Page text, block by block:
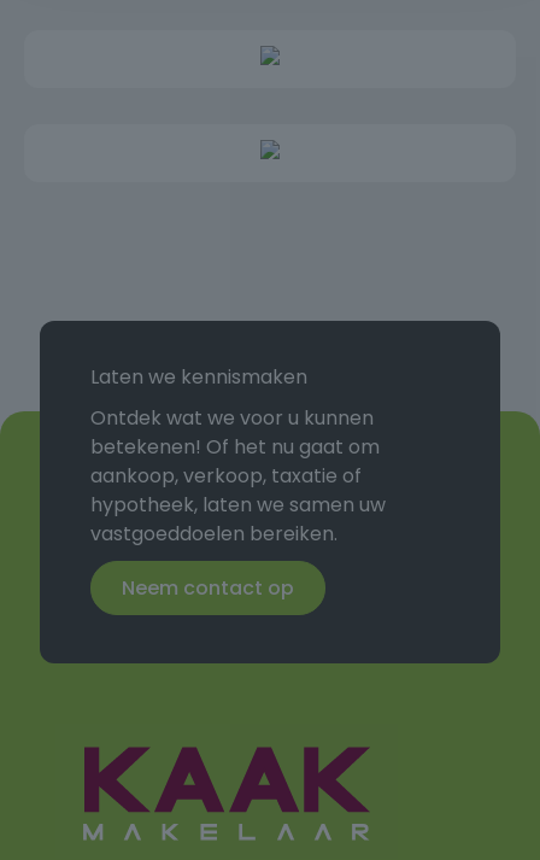
Laten we kennismaken
Ontdek wat we voor u kunnen
betekenen! Of het nu gaat om
aankoop, verkoop, taxatie of
hypotheek, laten we samen uw
vastgoeddoelen bereiken.
Neem contact op